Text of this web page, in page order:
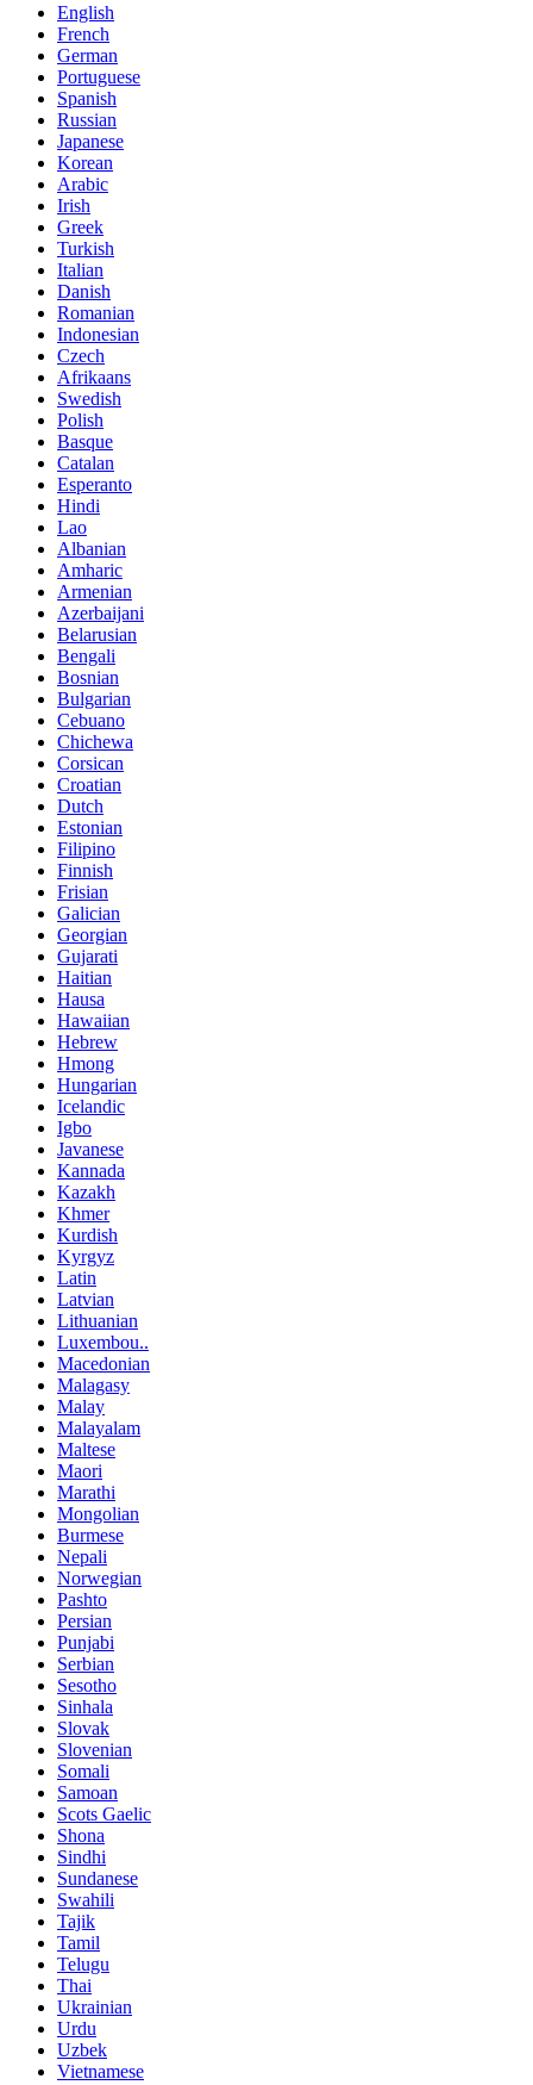
English
French
German
Portuguese
Spanish
Russian
Japanese
Korean
Arabic
Irish
Greek
Turkish
Italian
Danish
Romanian
Indonesian
Czech
Afrikaans
Swedish
Polish
Basque
Catalan
Esperanto
Hindi
Lao
Albanian
Amharic
Armenian
Azerbaijani
Belarusian
Bengali
Bosnian
Bulgarian
Cebuano
Chichewa
Corsican
Croatian
Dutch
Estonian
Filipino
Finnish
Frisian
Galician
Georgian
Gujarati
Haitian
Hausa
Hawaiian
Hebrew
Hmong
Hungarian
Icelandic
Igbo
Javanese
Kannada
Kazakh
Khmer
Kurdish
Kyrgyz
Latin
Latvian
Lithuanian
Luxembou..
Macedonian
Malagasy
Malay
Malayalam
Maltese
Maori
Marathi
Mongolian
Burmese
Nepali
Norwegian
Pashto
Persian
Punjabi
Serbian
Sesotho
Sinhala
Slovak
Slovenian
Somali
Samoan
Scots Gaelic
Shona
Sindhi
Sundanese
Swahili
Tajik
Tamil
Telugu
Thai
Ukrainian
Urdu
Uzbek
Vietnamese